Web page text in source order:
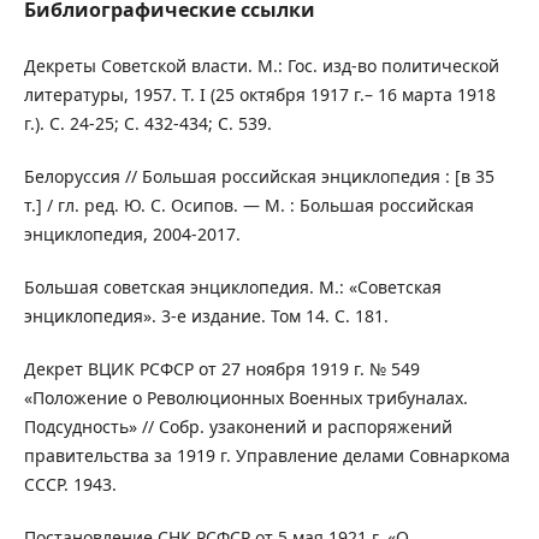
Библиографические ссылки
Декреты Советской власти. М.: Гос. изд-во политической
литературы, 1957. Т. I (25 октября 1917 г.– 16 марта 1918
г.). С. 24-25; С. 432-434; С. 539.
Белоруссия // Большая российская энциклопедия : [в 35
т.] / гл. ред. Ю. С. Осипов. — М. : Большая российская
энциклопедия, 2004-2017.
Большая советская энциклопедия. М.: «Советская
энциклопедия». 3-е издание. Том 14. С. 181.
Декрет ВЦИК РСФСР от 27 ноября 1919 г. № 549
«Положение о Революционных Военных трибуналах.
Подсудность» // Собр. узаконений и распоряжений
правительства за 1919 г. Управление делами Совнаркома
СССР. 1943.